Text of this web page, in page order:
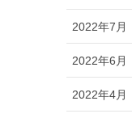
2022年7月
2022年6月
2022年4月